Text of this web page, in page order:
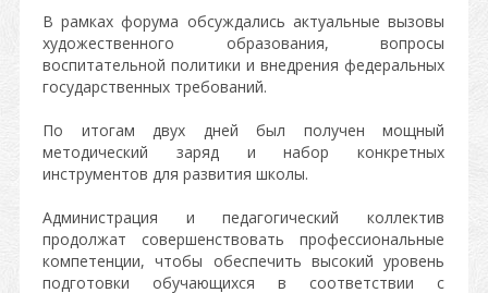
В рамках форума обсуждались актуальные вызовы
художественного образования, вопросы
воспитательной политики и внедрения федеральных
государственных требований.
По итогам двух дней был получен мощный
методический заряд и набор конкретных
инструментов для развития школы.
Администрация и педагогический коллектив
продолжат совершенствовать профессиональные
компетенции, чтобы обеспечить высокий уровень
подготовки обучающихся в соответствии с